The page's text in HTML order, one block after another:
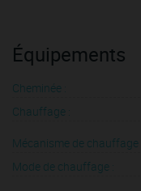
Équipements
Cheminée :
Chauffage :
Mécanisme de chauffage
Mode de chauffage :